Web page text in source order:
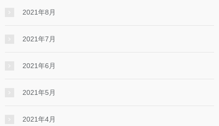
2021年8月
2021年7月
2021年6月
2021年5月
2021年4月